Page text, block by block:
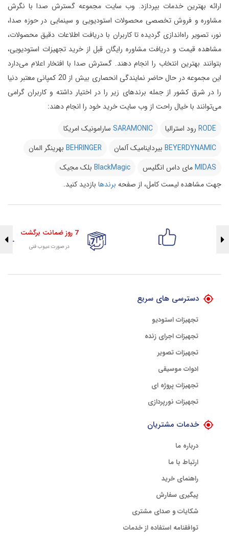
ارائه بهترین خدمات بپردازد. وب سایت مجموعه گسترش صدا با نگرش
مشاوره و فروش تخصصی محصولات استودیویی و سینمایی در حوزه صدا،
نور، تصویر راه‌اندازی گردیده تا کاربران با دریافت اطلاعات دقیق محصولات،
مشاهده قیمت و دریافت مشاوره رایگان قبل از خرید تجهیزات استودیویی،
بتوانند بهترین انتخاب را انجام دهند. گسترش صدا با افتخار اعلام می‌دارد
این مجموعه در حال حاضر نمایندگی انحصاری بیش از 20 کمپانی معتبر دنیا
را در شرق کشور از جمله برندهای زیر را در اختیار داشته و کاربران گرامی
می‌توانند با خیال راحت از وب سایت خرید خود را انجام دهند:
RODE رود استرالیا SARAMONIC سارامونیک امریکا
BEYERDYNAMIC بیرداینامیک آلمان BEHRINGER بهرینگر المان
MIDASمای داس انگلیس BlackMagic بلک مجیک
جهت مشاهده لیست کامل، از صفحه برندها بازدید کنید.
7 روز ضمانت برگشت
در صورت عیوب فنی
دسترسی های سریع
تجهیزات استودیو
تجهیزات اجرای زنده
تجهیزات تصویر
ادوات موسیقی
تجهیزات پروژه ای
تجهیزات نورپردازی
خدمات مشتریان
درباره ما
ارتباط با ما
راهنمای خرید
پیگیری سفارش
شکایات و صدای مشتری
توافقنامه استفاده از خدمات